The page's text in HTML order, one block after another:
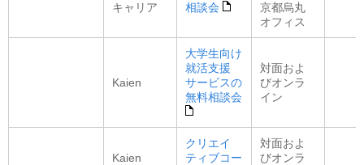
キャリア
相談会
京都烏丸
オフィス
Kaien
大学生向け
就活支援
サービスの
無料相談会
対面およ
びオンラ
イン
Kaien
クリエイ
ティブコー
対面およ
びオンラ